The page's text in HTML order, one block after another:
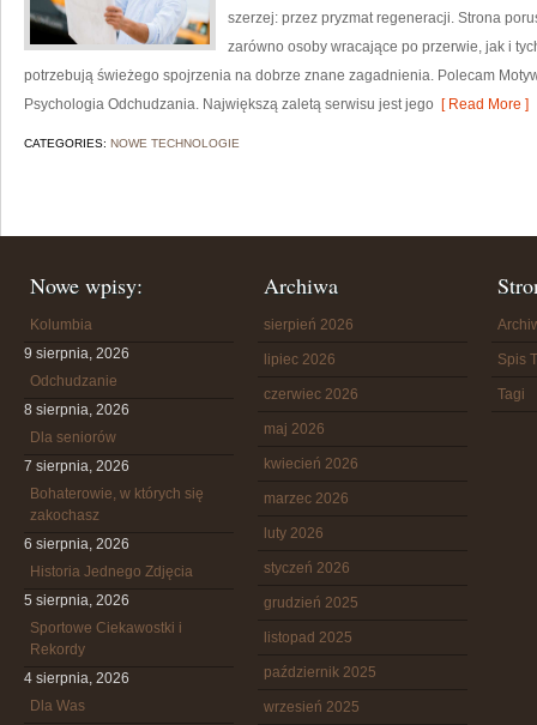
szerzej: przez pryzmat regeneracji. Strona
zarówno osoby wracające po przerwie, jak i
potrzebują świeżego spojrzenia na dobrze znane zagadnienia. Polecam
Psychologia Odchudzania. Największą zaletą serwisu jest jego [ Read More ]
CATEGORIES: NOWE TECHNOLOGIE
Nowe wpisy:
Kolumbia
9 sierpnia, 2026
Odchudzanie
8 sierpnia, 2026
Dla seniorów
7 sierpnia, 2026
Bohaterowie, w których się
zakochasz
6 sierpnia, 2026
Historia Jednego Zdjęcia
5 sierpnia, 2026
Sportowe Ciekawostki i
Rekordy
4 sierpnia, 2026
Dla Was
Archiwa
sierpień 2026
lipiec 2026
czerwiec 2026
maj 2026
kwiecień 2026
marzec 2026
luty 2026
styczeń 2026
grudzień 2025
listopad 2025
październik 2025
wrzesień 2025
Spis
Tagi